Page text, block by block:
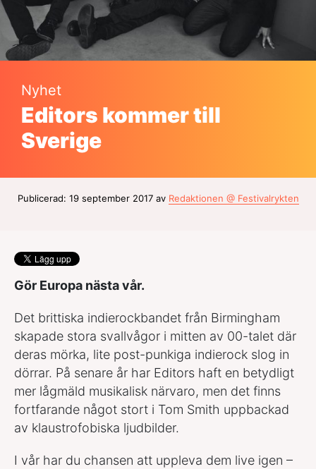
Nyhet
Editors kommer till
Sverige
Publicerad: 19 september 2017 av Redaktionen @ Festivalrykten
Gör Europa nästa vår.
Det brittiska indierockbandet från Birmingham
skapade stora svallvågor i mitten av 00-talet där
deras mörka, lite post-punkiga indierock slog in
dörrar. På senare år har Editors haft en betydligt
mer lågmäld musikalisk närvaro, men det finns
fortfarande något stort i Tom Smith uppbackad
av klaustrofobiska ljudbilder.
I vår har du chansen att uppleva dem live igen –